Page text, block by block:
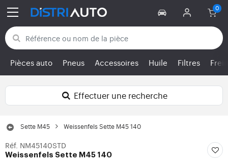
Retour aux catégories
Pièces auto Pneus Accessoires Huile Filtres
Effectuer une recherche
Sette M45 Weissenfels Sette M45 140
Réf. NM45140STD
Weissenfels Sette M45 140